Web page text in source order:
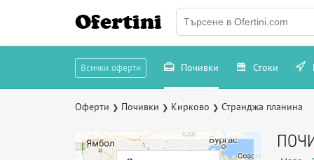
Ofertini
Всички оферти Почивки Стоки
Оферти ❯ Почивки ❯ Кирково ❯ Странджа планина